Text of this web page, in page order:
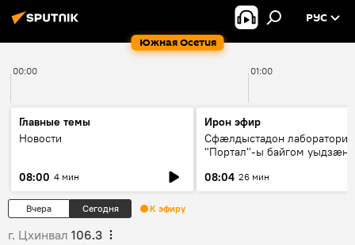
Южная Осетия
РУС
00:00 01:00
Главные темы
Новости
08:00 4 мин
Ирон эфир
Сфæлдыстадон лаборатори
"Портал"-ы байгом уыдзæн
Æхсары куыстыты равдыст
08:04 26 мин
Вчера Сегодня К эфиру
г. Цхинвал 106.3